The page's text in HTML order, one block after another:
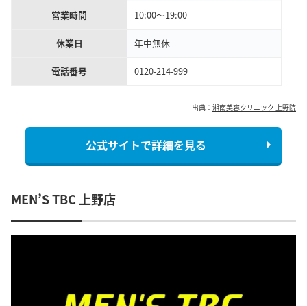
営業時間 10:00～19:00
休業日 年中無休
電話番号 0120-214-999
出典： 湘南美容クリニック 上野院
公式サイトで詳細を見る
MEN’S TBC 上野店